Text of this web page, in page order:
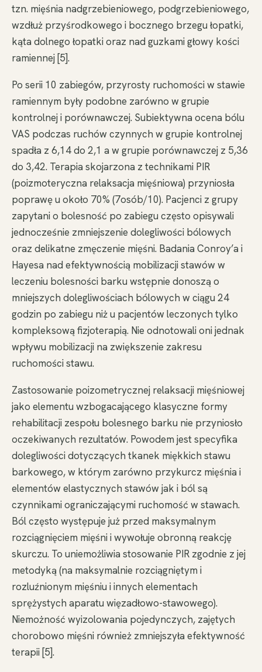
tzn. mięśnia nadgrzebieniowego, podgrzebieniowego,
wzdłuż przyśrodkowego i bocznego brzegu łopatki,
kąta dolnego łopatki oraz nad guzkami głowy kości
ramiennej [5].
Po serii 10 zabiegów, przyrosty ruchomości w stawie
ramiennym były podobne zarówno w grupie
kontrolnej i porównawczej. Subiektywna ocena bólu
VAS podczas ruchów czynnych w grupie kontrolnej
spadła z 6,14 do 2,1 a w grupie porównawczej z 5,36
do 3,42. Terapia skojarzona z technikami PIR
(poizmoteryczna relaksacja mięśniowa) przyniosła
poprawę u około 70% (7osób/10). Pacjenci z grupy
zapytani o bolesność po zabiegu często opisywali
jednocześnie zmniejszenie dolegliwości bólowych
oraz delikatne zmęczenie mięśni. Badania Conroy’a i
Hayesa nad efektywnością mobilizacji stawów w
leczeniu bolesności barku wstępnie donoszą o
mniejszych dolegliwościach bólowych w ciągu 24
godzin po zabiegu niż u pacjentów leczonych tylko
kompleksową fizjoterapią. Nie odnotowali oni jednak
wpływu mobilizacji na zwiększenie zakresu
ruchomości stawu.
Zastosowanie poizometrycznej relaksacji mięśniowej
jako elementu wzbogacającego klasyczne formy
rehabilitacji zespołu bolesnego barku nie przyniosło
oczekiwanych rezultatów. Powodem jest specyfika
dolegliwości dotyczących tkanek miękkich stawu
barkowego, w którym zarówno przykurcz mięśnia i
elementów elastycznych stawów jak i ból są
czynnikami ograniczającymi ruchomość w stawach.
Ból często występuje już przed maksymalnym
rozciągnięciem mięśni i wywołuje obronną reakcję
skurczu. To uniemożliwia stosowanie PIR zgodnie z jej
metodyką (na maksymalnie rozciągniętym i
rozluźnionym mięśniu i innych elementach
sprężystych aparatu więzadłowo-stawowego).
Niemożność wyizolowania pojedynczych, zajętych
chorobowo mięśni również zmniejszyła efektywność
terapii [5].